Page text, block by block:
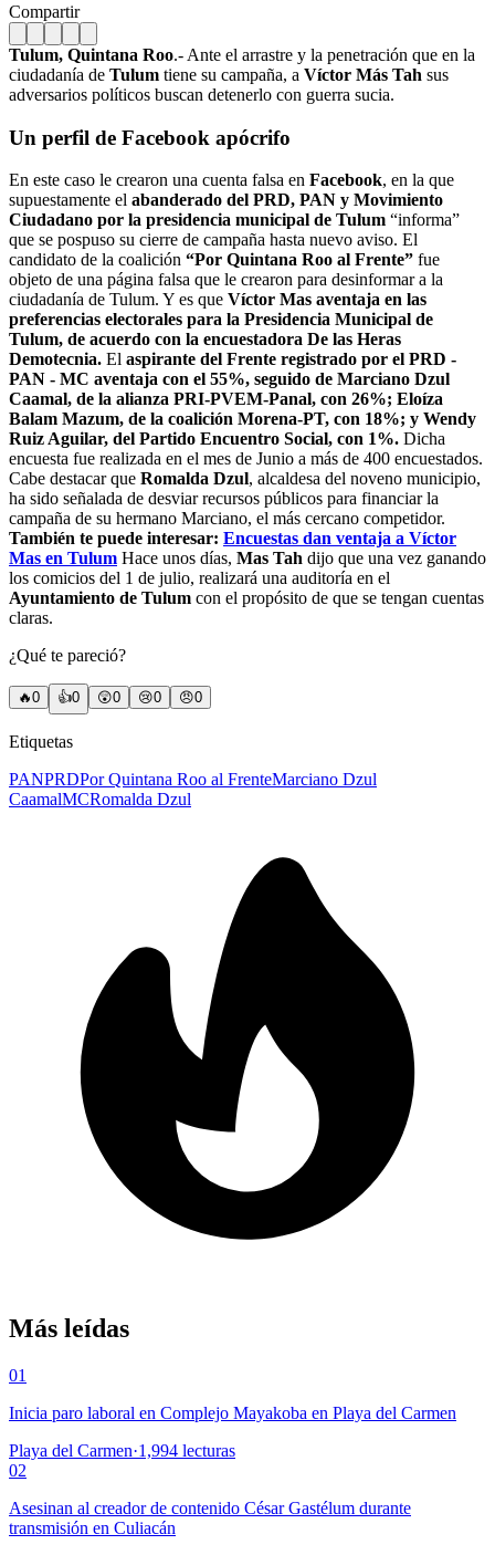
Compartir
Tulum, Quintana Roo.- Ante el arrastre y la penetración que en la
ciudadanía de Tulum tiene su campaña, a Víctor Más Tah sus
adversarios políticos buscan detenerlo con guerra sucia.
Un perfil de Facebook apócrifo
En este caso le crearon una cuenta falsa en Facebook, en la que
supuestamente el abanderado del PRD, PAN y Movimiento
Ciudadano por la presidencia municipal de Tulum “informa”
que se pospuso su cierre de campaña hasta nuevo aviso. El
candidato de la coalición “Por Quintana Roo al Frente” fue
objeto de una página falsa que le crearon para desinformar a la
ciudadanía de Tulum. Y es que Víctor Mas aventaja en las
preferencias electorales para la Presidencia Municipal de
Tulum, de acuerdo con la encuestadora De las Heras
Demotecnia. El aspirante del Frente registrado por el PRD -
PAN - MC aventaja con el 55%, seguido de Marciano Dzul
Caamal, de la alianza PRI-PVEM-Panal, con 26%; Eloíza
Balam Mazum, de la coalición Morena-PT, con 18%; y Wendy
Ruiz Aguilar, del Partido Encuentro Social, con 1%. Dicha
encuesta fue realizada en el mes de Junio a más de 400 encuestados.
Cabe destacar que Romalda Dzul, alcaldesa del noveno municipio,
ha sido señalada de desviar recursos públicos para financiar la
campaña de su hermano Marciano, el más cercano competidor.
También te puede interesar: Encuestas dan ventaja a Víctor
Mas en Tulum Hace unos días, Mas Tah dijo que una vez ganando
los comicios del 1 de julio, realizará una auditoría en el
Ayuntamiento de Tulum con el propósito de que se tengan cuentas
claras.
¿Qué te pareció?
🔥0 👍0 😲0 😢0 😠0
Etiquetas
PANPRDPor Quintana Roo al FrenteMarciano Dzul
CaamalMCRomalda Dzul
Más leídas
01
Inicia paro laboral en Complejo Mayakoba en Playa del Carmen
Playa del Carmen·1,994 lecturas
02
Asesinan al creador de contenido César Gastélum durante
transmisión en Culiacán